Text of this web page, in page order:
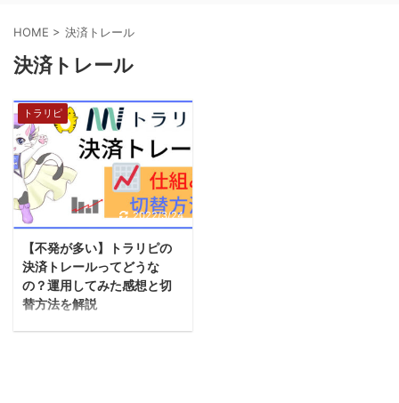
HOME > 決済トレール
決済トレール
トラリピ
2022/3/24
【不発が多い】トラリピの
決済トレールってどうな
の？運用してみた感想と切
替方法を解説
今回はトラリピの決済ト